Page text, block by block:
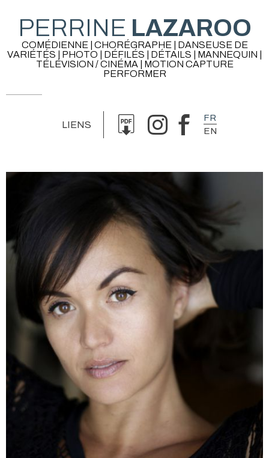
PERRINE LAZAROO
COMÉDIENNE | CHORÉGRAPHE | DANSEUSE DE
VARIÉTÉS | PHOTO | DÉFILÉS | DÉTAILS | MANNEQUIN |
TÉLÉVISION / CINÉMA | MOTION CAPTURE
PERFORMER
LIENS
FR
EN